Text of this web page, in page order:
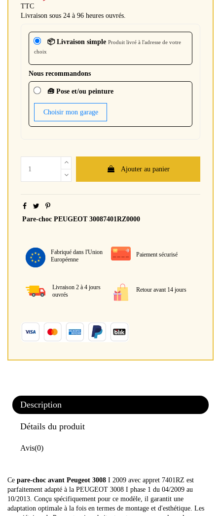
TTC
Livraison sous 24 à 96 heures ouvrés.
📦 Livraison simple Produit livré à l'adresse de votre
choix
Nous recommandons
🧰 Pose et/ou peinture
Choisir mon garage
Ajouter au panier
Pare-choc PEUGEOT 30087401RZ0000
Fabriqué dans l'Union
Européenne
Paiement sécurisé
Livraison 2 à 4 jours
ouvrés
Retour avant 14 jours
Description
Détails du produit
Avis(0)
Ce pare-choc avant Peugeot 3008 I 2009 avec appret 7401RZ est
parfaitement adapté à la PEUGEOT 3008 I phase 1 du 04/2009 au
10/2013. Conçu spécifiquement pour ce modèle, il garantit une
adaptation optimale à la fois en termes de montage et d'esthétique. Les